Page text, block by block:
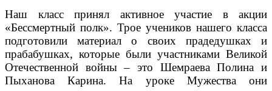
Наш класс принял активное участие в акции
«Бессмертный полк». Трое учеников нашего класса
подготовили материал о своих прадедушках и
прабабушках, которые были участниками Великой
Отечественной войны – это Шемраева Полина и
Пыханова Карина. На уроке Мужества они